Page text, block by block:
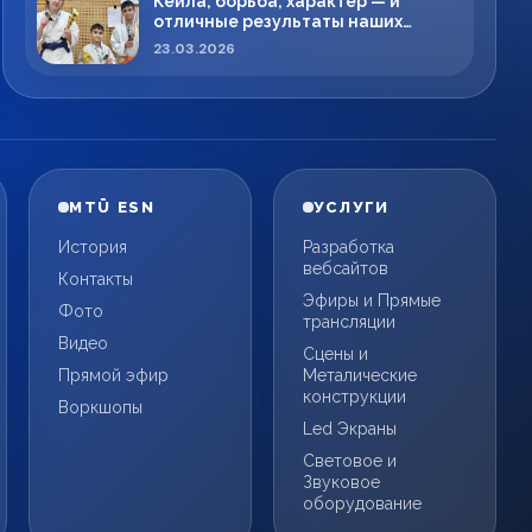
отличные результаты наших
спортсменов!
23.03.2026
MTÜ ESN
История
Контакты
Фото
Видео
Прямой эфир
Воркшопы
УСЛУГИ
Разработка
вебсайтов
Эфиры и Прямые
трансляции
Сцены и
Металические
конструкции
Led Экраны
Световое и
Звуковое
оборудование